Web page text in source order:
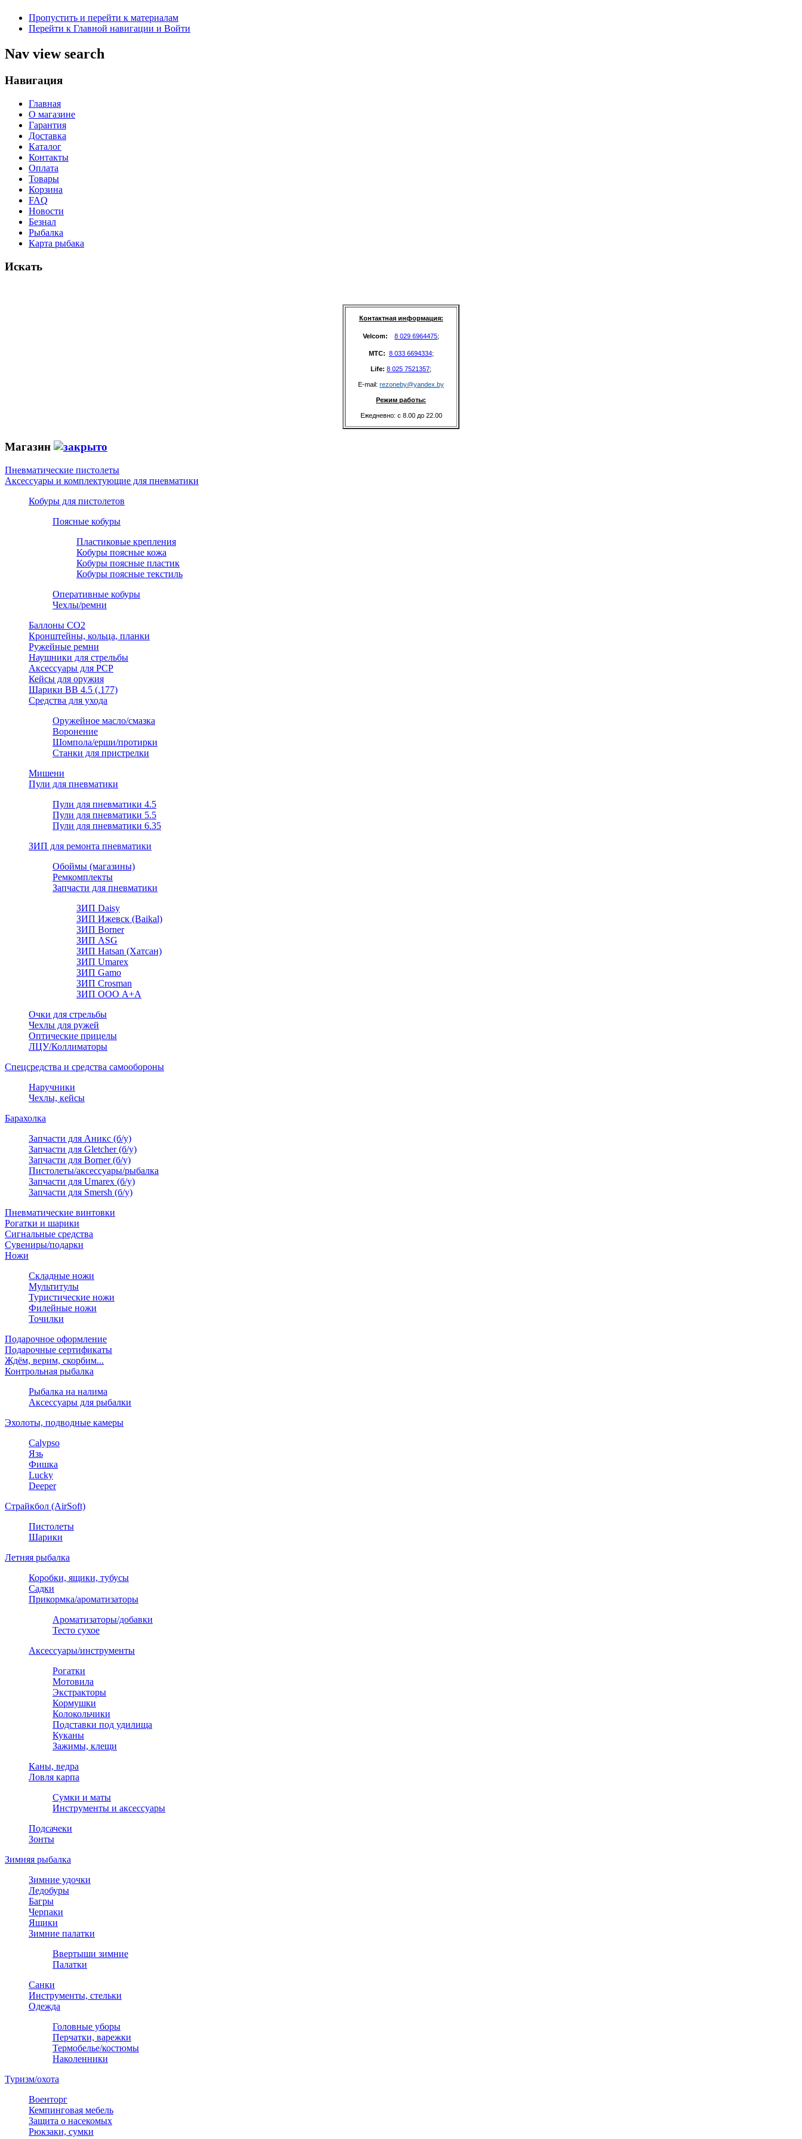
Пропустить и перейти к материалам
Перейти к Главной навигации и Войти
Nav view search
Навигация
Главная
О магазине
Гарантия
Доставка
Каталог
Контакты
Оплата
Товары
Корзина
FAQ
Новости
Безнал
Рыбалка
Карта рыбака
Искать
Контактная информация:
Velcom: 8 029 6964475;
MTC: 8 033 6694334;
Life: 8 025 7521357;
E-mail: rezoneby@yandex.by
Режим работы:
Ежедневно: с 8.00 до 22.00
Магазин
Пневматические пистолеты
Аксессуары и комплектующие для пневматики
Кобуры для пистолетов
Поясные кобуры
Пластиковые крепления
Кобуры поясные кожа
Кобуры поясные пластик
Кобуры поясные текстиль
Оперативные кобуры
Чехлы/ремни
Баллоны СО2
Кронштейны, кольца, планки
Ружейные ремни
Наушники для стрельбы
Аксессуары для PCP
Кейсы для оружия
Шарики ВВ 4.5 (.177)
Средства для ухода
Оружейное масло/смазка
Воронение
Шомпола/ерши/протирки
Станки для пристрелки
Мишени
Пули для пневматики
Пули для пневматики 4.5
Пули для пневматики 5.5
Пули для пневматики 6.35
ЗИП для ремонта пневматики
Обоймы (магазины)
Ремкомплекты
Запчасти для пневматики
ЗИП Daisy
ЗИП Ижевск (Baikal)
ЗИП Borner
ЗИП ASG
ЗИП Hatsan (Хатсан)
ЗИП Umarex
ЗИП Gamo
ЗИП Crosman
ЗИП ООО А+А
Очки для стрельбы
Чехлы для ружей
Оптические прицелы
ЛЦУ/Коллиматоры
Спецсредства и средства самообороны
Наручники
Чехлы, кейсы
Барахолка
Запчасти для Аникс (б/у)
Запчасти для Gletcher (б/у)
Запчасти для Borner (б/у)
Пистолеты/аксессуары/рыбалка
Запчасти для Umarex (б/у)
Запчасти для Smersh (б/у)
Пневматические винтовки
Рогатки и шарики
Сигнальные средства
Сувениры/подарки
Ножи
Складные ножи
Мультитулы
Туристические ножи
Филейные ножи
Точилки
Подарочное оформление
Подарочные сертификаты
Ждём, верим, скорбим...
Контрольная рыбалка
Рыбалка на налима
Аксессуары для рыбалки
Эхолоты, подводные камеры
Calypso
Язь
Фишка
Lucky
Deeper
Страйкбол (AirSoft)
Пистолеты
Шарики
Летняя рыбалка
Коробки, ящики, тубусы
Садки
Прикормка/ароматизаторы
Ароматизаторы/добавки
Тесто сухое
Аксессуары/инструменты
Рогатки
Мотовила
Экстракторы
Кормушки
Колокольчики
Подставки под удилища
Куканы
Зажимы, клещи
Каны, ведра
Ловля карпа
Сумки и маты
Инструменты и аксессуары
Подсачеки
Зонты
Зимняя рыбалка
Зимние удочки
Ледобуры
Багры
Черпаки
Ящики
Зимние палатки
Ввертыши зимние
Палатки
Санки
Инструменты, стельки
Одежда
Головные уборы
Перчатки, варежки
Термобелье/костюмы
Наколенники
Туризм/охота
Военторг
Кемпинговая мебель
Защита о насекомых
Рюкзаки, сумки